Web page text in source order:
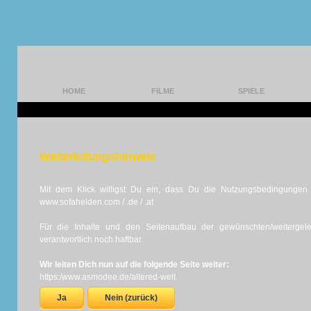
HOME FILME SPIELE
Weiterleitungshinweis
Mit dem Klick willigst Du ein, dass Du die
www.sofahelden.com / .de / .at
Für die Inhalte und den Seitenaufbau der gewünschten/
verantwortlich noch haftbar.
Wir leiten Dich nun auf die folgende Seite weiter:
https:/www.asmodee.de/altered-welt
Ja Nein (zurück)